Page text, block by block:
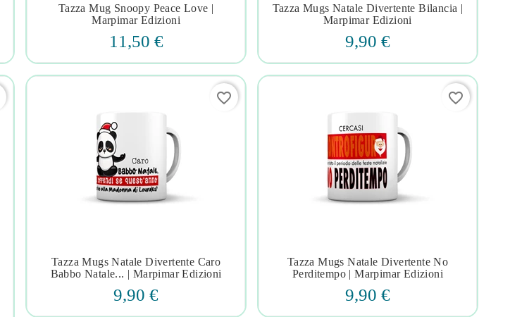
   
Tazza Mug Snoopy Peace Love |
Marpimar Edizioni
11,50 €
   
Tazza Mugs Natale Divertente Bilancia |
Marpimar Edizioni
9,90 €
   
Tazza Mugs Natale Divertente Caro
Babbo Natale... | Marpimar Edizioni
9,90 €
favorite_border
   
Tazza Mugs Natale Divertente No
Perditempo | Marpimar Edizioni
9,90 €
favorite_border